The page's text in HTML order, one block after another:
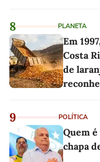
8 PLANETA
Em
Costa
de
9 POLÍTICA
Quem
chapa